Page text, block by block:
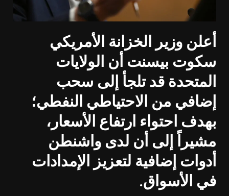
أعلن وزير الخزانة الأمريكي
سكوت بيسنت أن الولايات
المتحدة قد تلجأ إلى سحب
إضافي من الاحتياطي النفطي؛
بهدف احتواء ارتفاع الأسعار،
مشيراً إلى أن لدى واشنطن
أدوات إضافية لتعزيز الإمدادات
في الأسواق.